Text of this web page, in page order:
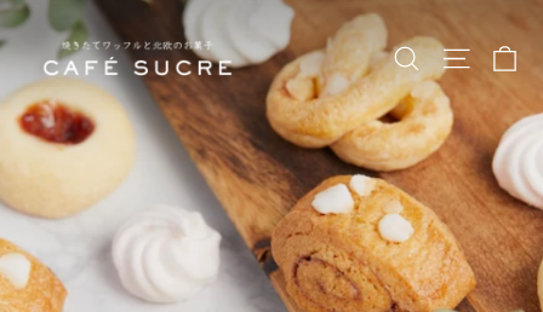
カ
フ
ェ
シ
ュ
ク
ル